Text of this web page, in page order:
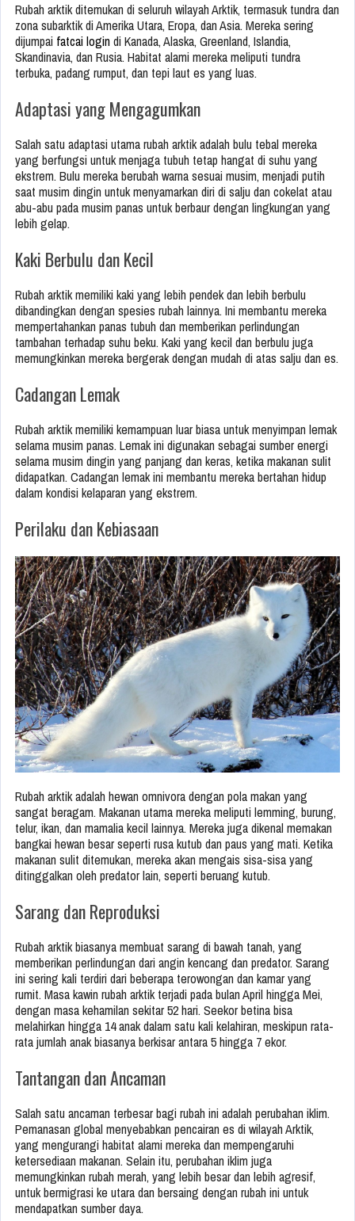
Rubah arktik ditemukan di seluruh wilayah Arktik, termasuk tundra dan
zona subarktik di Amerika Utara, Eropa, dan Asia. Mereka sering
dijumpai fatcai logindi Kanada, Alaska, Greenland, Islandia,
Skandinavia, dan Rusia. Habitat alami mereka meliputi tundra
terbuka, padang rumput, dan tepi laut es yang luas.
Adaptasi yang Mengagumkan
Salah satu adaptasi utama rubah arktik adalah bulu tebal mereka
yang berfungsi untuk menjaga tubuh tetap hangat di suhu yang
ekstrem. Bulu mereka berubah warna sesuai musim, menjadi putih
saat musim dingin untuk menyamarkan diri di salju dan cokelat atau
abu-abu pada musim panas untuk berbaur dengan lingkungan yang
lebih gelap.
Kaki Berbulu dan Kecil
Rubah arktik memiliki kaki yang lebih pendek dan lebih berbulu
dibandingkan dengan spesies rubah lainnya. Ini membantu mereka
mempertahankan panas tubuh dan memberikan perlindungan
tambahan terhadap suhu beku. Kaki yang kecil dan berbulu juga
memungkinkan mereka bergerak dengan mudah di atas salju dan es.
Cadangan Lemak
Rubah arktik memiliki kemampuan luar biasa untuk menyimpan lemak
selama musim panas. Lemak ini digunakan sebagai sumber energi
selama musim dingin yang panjang dan keras, ketika makanan sulit
didapatkan. Cadangan lemak ini membantu mereka bertahan hidup
dalam kondisi kelaparan yang ekstrem.
Perilaku dan Kebiasaan
Rubah arktik adalah hewan omnivora dengan pola makan yang
sangat beragam. Makanan utama mereka meliputi lemming, burung,
telur, ikan, dan mamalia kecil lainnya. Mereka juga dikenal memakan
bangkai hewan besar seperti rusa kutub dan paus yang mati. Ketika
makanan sulit ditemukan, mereka akan mengais sisa-sisa yang
ditinggalkan oleh predator lain, seperti beruang kutub.
Sarang dan Reproduksi
Rubah arktik biasanya membuat sarang di bawah tanah, yang
memberikan perlindungan dari angin kencang dan predator. Sarang
ini sering kali terdiri dari beberapa terowongan dan kamar yang
rumit. Masa kawin rubah arktik terjadi pada bulan April hingga Mei,
dengan masa kehamilan sekitar 52 hari. Seekor betina bisa
melahirkan hingga 14 anak dalam satu kali kelahiran, meskipun rata-
rata jumlah anak biasanya berkisar antara 5 hingga 7 ekor.
Tantangan dan Ancaman
Salah satu ancaman terbesar bagi rubah ini adalah perubahan iklim.
Pemanasan global menyebabkan pencairan es di wilayah Arktik,
yang mengurangi habitat alami mereka dan mempengaruhi
ketersediaan makanan. Selain itu, perubahan iklim juga
memungkinkan rubah merah, yang lebih besar dan lebih agresif,
untuk bermigrasi ke utara dan bersaing dengan rubah ini untuk
mendapatkan sumber daya.